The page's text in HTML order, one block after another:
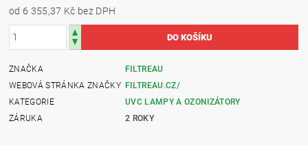
od 6 355,37 Kč bez DPH
ZNAČKA
FILTREAU
WEBOVÁ STRÁNKA ZNAČKY FILTREAU.CZ/
KATEGORIE
UVC LAMPY A OZONIZÁTORY
ZÁRUKA
2 ROKY